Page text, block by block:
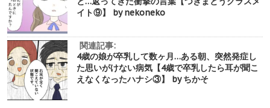
イト⑨】 by nekoneko
関連記事:
4歳の娘が卒乳して数ヶ月…ある朝、突然発症し
た思いがけない病気【4歳で卒乳したら耳が聞こ
えなくなったハナシ③】 by ちかそ